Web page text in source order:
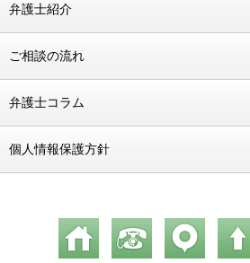
弁護士紹介
ご相談の流れ
弁護士コラム
個人情報保護方針